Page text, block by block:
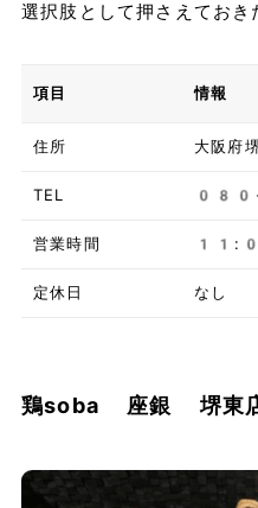
選択肢として押さえておき
項目 情報
住所 大阪府
TEL
営業時間
定休日 なし
鶏soba 座銀 堺東